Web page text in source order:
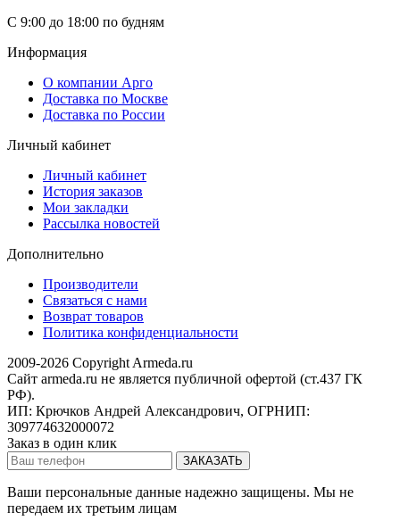
С 9:00 до 18:00 по будням
Информация
О компании Арго
Доставка по Москве
Доставка по России
Личный кабинет
Личный кабинет
История заказов
Мои закладки
Рассылка новостей
Дополнительно
Производители
Связаться с нами
Возврат товаров
Политика конфиденциальности
2009-2026 Copyright Armeda.ru
Сайт armeda.ru не является публичной офертой (ст.437 ГК
РФ).
ИП: Крючков Андрей Александрович, ОГРНИП:
309774632000072
Заказ в один клик
Ваши персональные данные надежно защищены. Мы не
передаем их третьим лицам